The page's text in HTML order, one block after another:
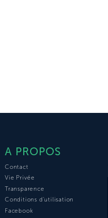
A PROPOS
Contact
Vie Privée
Transparence
Conditions d'utilisation
Facebook